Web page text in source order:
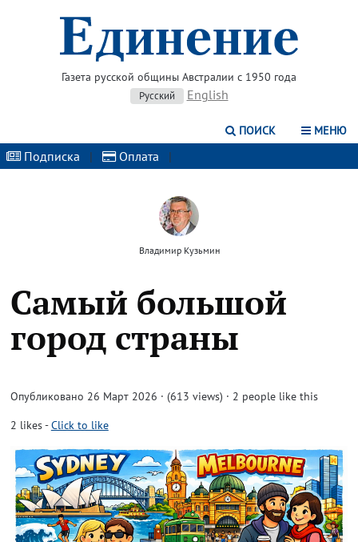
Газета русской общины Австралии с 1950 года
Русский English
ПОИСК МЕНЮ
Подписка | Оплата |
Владимир Кузьмин
Самый большой
город страны
Опубликовано 26 Март 2026 · (613 views) · 2 people like this
2 likes-Click to like